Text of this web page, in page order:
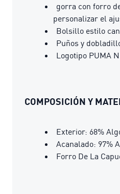
gorra con forro
personalizar el
Bolsillo estilo
Puños y
Logotipo PUMA
COMPOSICIÓN Y
Exterior: 68%
Acanalado: 97%
Forro De La